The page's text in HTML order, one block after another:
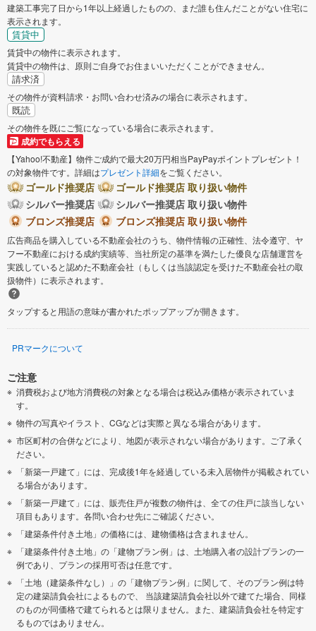
建築工事完了日から1年以上経過したものの、まだ誰も住んだことがない住宅に
表示されます。
賃貸中
賃貸中の物件に表示されます。
賃貸中の物件は、原則ご自身でお住まいいただくことができません。
請求済
その物件が資料請求・お問い合わせ済みの場合に表示されます。
既読
その物件を既にご覧になっている場合に表示されます。
成約でもらえる
【Yahoo!不動産】物件ご成約で最大20万円相当PayPayポイントプレゼント！
の対象物件です。詳細はプレゼント詳細をご覧ください。
ゴールド推奨店
ゴールド推奨店 取り扱い物件
シルバー推奨店
シルバー推奨店 取り扱い物件
ブロンズ推奨店
ブロンズ推奨店 取り扱い物件
広告商品を購入している不動産会社のうち、物件情報の正確性、法令遵守、ヤ
フー不動産における成約実績等、当社所定の基準を満たした優良な店舗運営を
実践していると認めた不動産会社（もしくは当該認定を受けた不動産会社の取
扱物件）に表示されます。
タップすると用語の意味が書かれたポップアップが開きます。
PRマークについて
ご注意
消費税および地方消費税の対象となる場合は税込み価格が表示されていま
す。
物件の写真やイラスト、CGなどは実際と異なる場合があります。
市区町村の合併などにより、地図が表示されない場合があります。ご了承く
ださい。
「新築一戸建て」には、完成後1年を経過している未入居物件が掲載されてい
る場合があります。
「新築一戸建て」には、販売住戸が複数の物件は、全ての住戸に該当しない
項目もあります。各問い合わせ先にご確認ください。
「建築条件付き土地」の価格には、建物価格は含まれません。
「建築条件付き土地」の「建物プラン例」は、土地購入者の設計プランの一
例であり、プランの採用可否は任意です。
「土地（建築条件なし）」の「建物プラン例」に関して、そのプラン例は特
定の建築請負会社によるもので、 当該建築請負会社以外で建てた場合、同様
のものが同価格で建てられるとは限りません。また、建築請負会社を特定す
るものではありません。